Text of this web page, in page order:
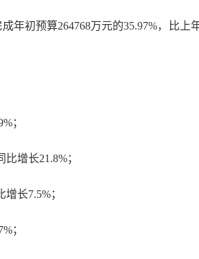
年初预算264768万元的35.97%，比
；
增长21.8%；
长7.5%；
；